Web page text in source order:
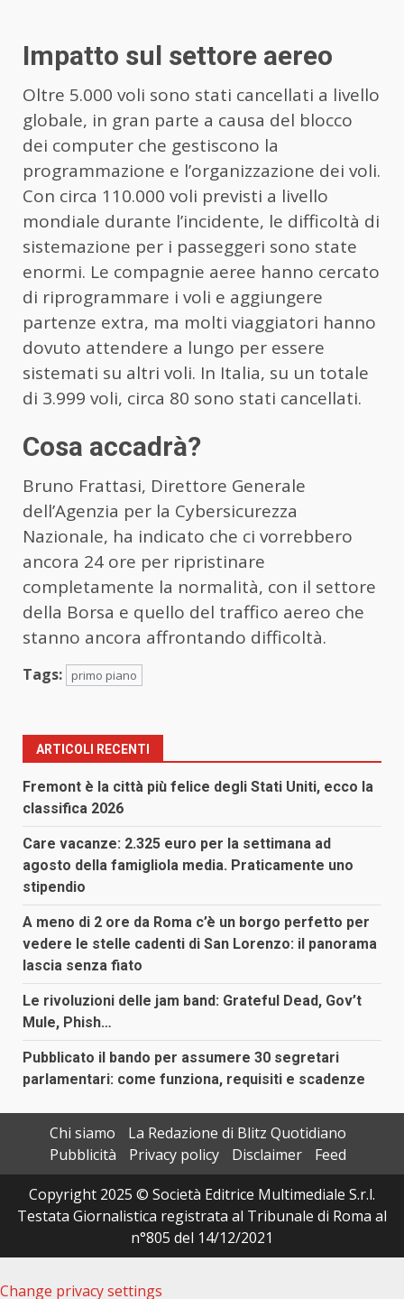
Impatto sul settore aereo
Oltre 5.000 voli sono stati cancellati a livello
globale, in gran parte a causa del blocco
dei computer che gestiscono la
programmazione e l’organizzazione dei voli.
Con circa 110.000 voli previsti a livello
mondiale durante l’incidente, le difficoltà di
sistemazione per i passeggeri sono state
enormi. Le compagnie aeree hanno cercato
di riprogrammare i voli e aggiungere
partenze extra, ma molti viaggiatori hanno
dovuto attendere a lungo per essere
sistemati su altri voli. In Italia, su un totale
di 3.999 voli, circa 80 sono stati cancellati.
Cosa accadrà?
Bruno Frattasi, Direttore Generale
dell’Agenzia per la Cybersicurezza
Nazionale, ha indicato che ci vorrebbero
ancora 24 ore per ripristinare
completamente la normalità, con il settore
della Borsa e quello del traffico aereo che
stanno ancora affrontando difficoltà.
Tags: primo piano
ARTICOLI RECENTI
Fremont è la città più felice degli Stati Uniti, ecco la
classifica 2026
Care vacanze: 2.325 euro per la settimana ad
agosto della famigliola media. Praticamente uno
stipendio
A meno di 2 ore da Roma c’è un borgo perfetto per
vedere le stelle cadenti di San Lorenzo: il panorama
lascia senza fiato
Le rivoluzioni delle jam band: Grateful Dead, Gov’t
Mule, Phish…
Pubblicato il bando per assumere 30 segretari
parlamentari: come funziona, requisiti e scadenze
Chi siamo
La Redazione di Blitz Quotidiano
Pubblicità
Privacy policy Disclaimer
Feed
Copyright 2025 © Società Editrice Multimediale S.r.l.
Testata Giornalistica registrata al Tribunale di Roma al
n°805 del 14/12/2021
Change privacy settings